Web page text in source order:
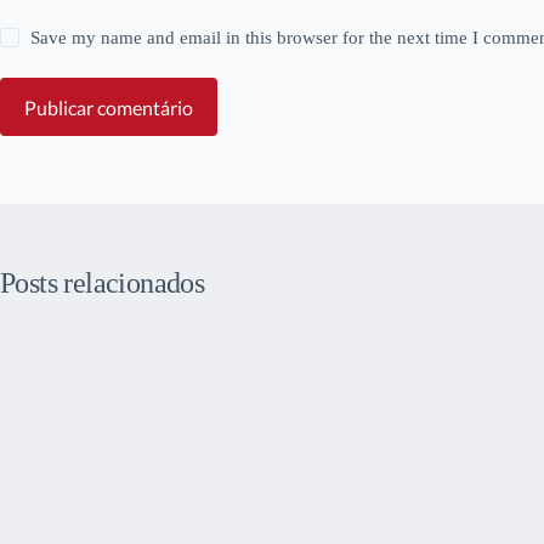
Save my name and email in this browser for the next time I
Publicar comentário
Posts relacionados